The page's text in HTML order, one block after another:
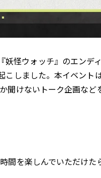
怪ウォッチ』のエンデ
こしました。本イベント
聞けないトーク企画など
間を楽しんでいただけた